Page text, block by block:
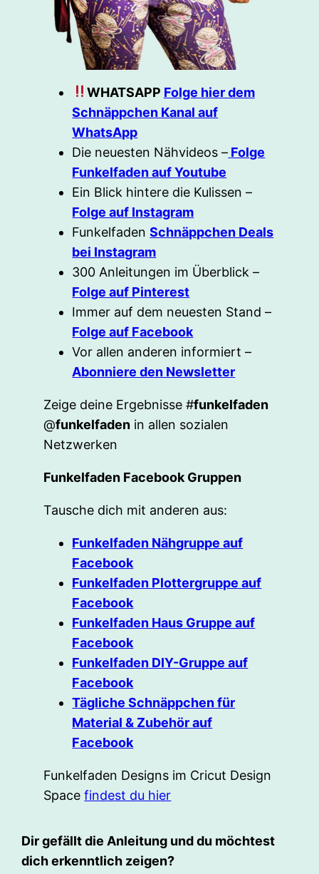
WHATSAPP Folge hier dem
Schnäppchen Kanal auf
WhatsApp
Die neuesten Nähvideos – Folge
Funkelfaden auf Youtube
Ein Blick hintere die Kulissen –
Folge auf Instagram
FunkelfadenSchnäppchen Deals
bei Instagram
300 Anleitungen im Überblick –
Folge auf Pinterest
Immer auf dem neuesten Stand –
Folge auf Facebook
Vor allen anderen informiert –
Abonniere den Newsletter
Zeige deine Ergebnisse #funkelfaden
@funkelfaden in allen sozialen
Netzwerken
Funkelfaden Facebook Gruppen
Tausche dich mit anderen aus:
Funkelfaden Nähgruppe auf
Facebook
Funkelfaden Plottergruppe auf
Facebook
Funkelfaden Haus Gruppe auf
Facebook
Funkelfaden DIY-Gruppe auf
Facebook
Tägliche Schnäppchen für
Material & Zubehör auf
Facebook
Funkelfaden Designs im Cricut Design
Spacefindest du hier
Dir gefällt die Anleitung und du möchtest
dich erkenntlich zeigen?